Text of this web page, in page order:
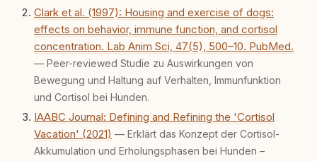
für ein Zusammenleben, das beiden guttut.
Clark et al. (1997): Housing and exercise of dogs:
effects on behavior, immune function, and cortisol
concentration. Lab Anim Sci, 47(5), 500–10. PubMed.
— Peer-reviewed Studie zu Auswirkungen von
Bewegung und Haltung auf Verhalten, Immunfunktion
und Cortisol bei Hunden.
IAABC Journal: Defining and Refining the 'Cortisol
Vacation' (2021) — Erklärt das Konzept der Cortisol-
Akkumulation und Erholungs­phasen bei Hunden –